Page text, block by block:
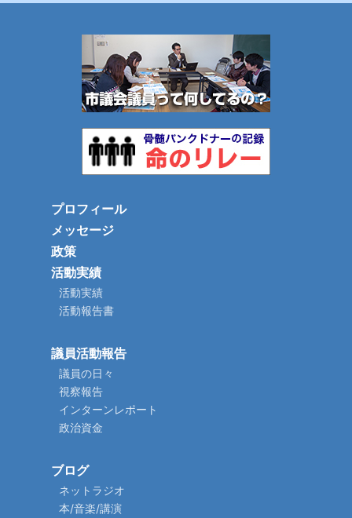
プロフィール
メッセージ
政策
活動実績
活動実績
活動報告書
議員活動報告
議員の日々
視察報告
インターンレポート
政治資金
ブログ
ネットラジオ
本/音楽/講演